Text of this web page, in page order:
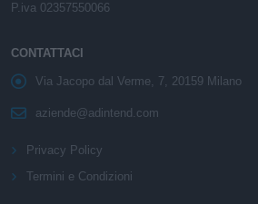
P.iva 02357550066
CONTATTACI
Via Jacopo dal Verme, 7, 20159 Milano
aziende@adintend.com
Privacy Policy
Termini e Condizioni